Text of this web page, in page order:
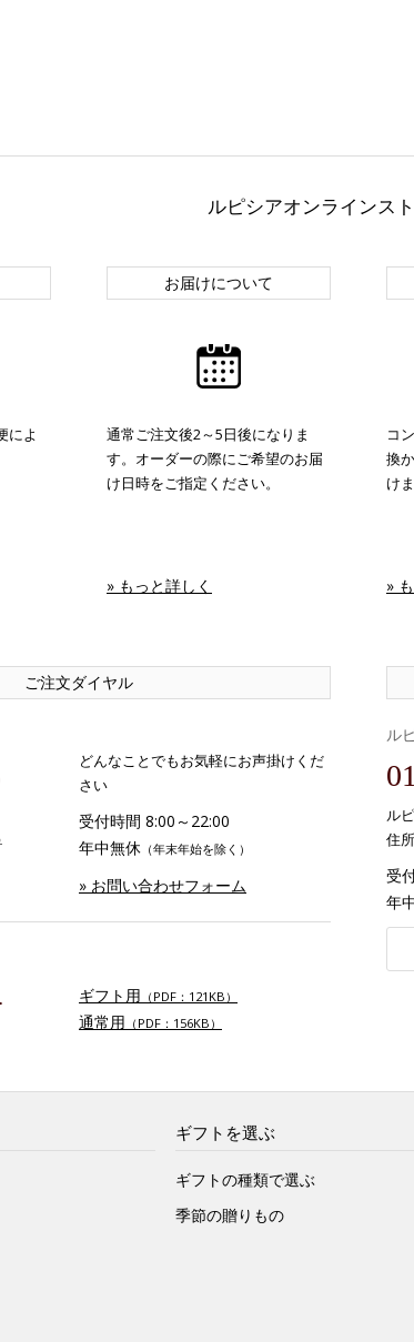
ルピシアオンラインス
によ
お届けについて
通常ご注文後2～5日後になりま
す。オーダーの際にご希望のお届
け日時をご指定ください。
» もっと詳しく
コ
換
け
»
ご注文ダイヤル
どんなことでもお気軽にお声掛けくだ
さい
受付時間 8:00～22:00
年中無休 （年末年始を除く）
» お問い合わせフォーム
ギフト用 （PDF：121KB）
通常用 （PDF：156KB）
ル
ル
住
受
年
ギフトを選ぶ
ギフトの種類で選ぶ
季節の贈りもの